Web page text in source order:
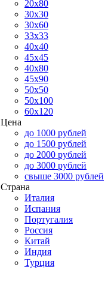
20x80
30x30
30x60
33x33
40x40
45x45
40x80
45x90
50x50
50x100
60x120
Цена
до 1000 рублей
до 1500 рублей
до 2000 рублей
до 3000 рублей
свыше 3000 рублей
Страна
Италия
Испания
Португалия
Россия
Китай
Индия
Турция